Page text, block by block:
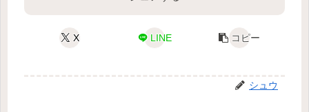
X LINE コピー
シュウ